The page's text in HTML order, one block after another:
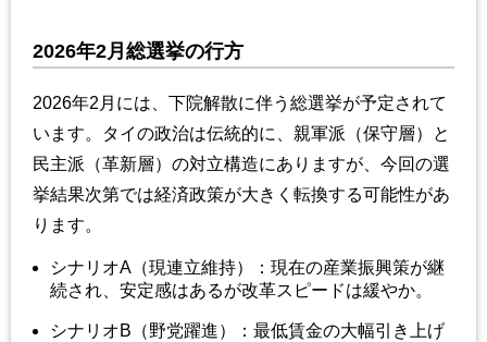
2026年2月総選挙の行方
2026年2月には、下院解散に伴う総選挙が予定されて
います。タイの政治は伝統的に、親軍派（保守層）と
民主派（革新層）の対立構造にありますが、今回の選
挙結果次第では経済政策が大きく転換する可能性があ
ります。
シナリオA（現連立維持）：現在の産業振興策が継
続され、安定感はあるが改革スピードは緩やか。
シナリオB（野党躍進）：最低賃金の大幅引き上げ